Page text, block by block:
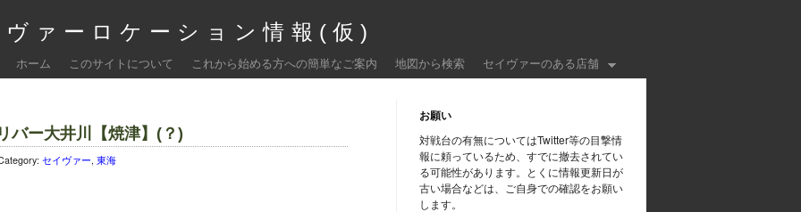
ァーロケーション情報(仮)
ホーム このサイトについて これから始める方への簡単なご案内 地図から検索 セイヴァーのある店舗
バー大井川【焼津】(？)
セイヴァー, 東海
お願い
対戦台の有無についてはTwitter等の目撃情
報に頼っているため、すでに撤去されてい
る可能性があります。とくに情報更新日が
古い場合などは、ご自身での確認をお願い
します。